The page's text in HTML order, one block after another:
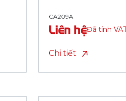
CA204A
Liên hệĐã tính VAT
Chi tiết